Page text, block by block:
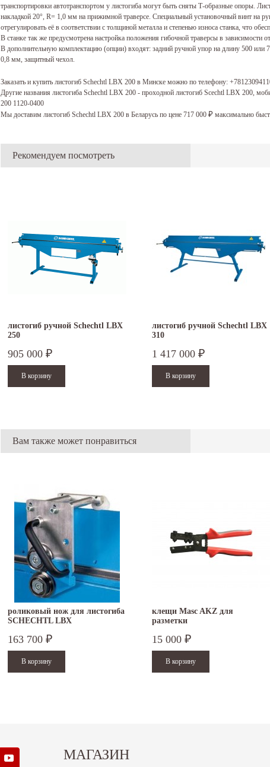
Режим работы офисов в новогодние
праздники 2025 - 2026 г.: г. Москва: 29, 30
30 апреля - работаем в обычном режиме с
01 по 04 мая - выходные дни с 05 по 07 мая
транспортировки автотранспортом у листогиба могут быть сняты Т-образные опоры.
накладкой 20°, R= 1,0 мм на прижимной траверсе. Специальный установочный винт на
отрегулировать её в соответствии с толщиной металла и степенью износа станка, что
В станке так же предусмотрена настройка положения гибочной траверсы в зависимости
В дополнительную комплектацию (опции) входят: задний ручной упор на длину 500
0,8 мм, защитный чехол.
Заказать и купить листогиб Schechtl LBX 200 в Минске можно по телефону:
Другие названия листогиба Schechtl LBX 200 - проходной листогиб Scechtl LBX 200,
200 1120-0400
Мы доставим листогиб Schechtl LBX 200 в Беларусь по цене 717 000 ₽ максимально
Рекомендуем посмотреть
листогиб ручной Schechtl LBX
250
905 000 ₽
листогиб ручной Schechtl LBX
310
1 417 000 ₽
Вам также может понравиться
роликовый нож для листогиба
SCHECHTL LBX
163 700 ₽
клещи Masc AKZ для
разметки
15 000 ₽
МАГАЗИН